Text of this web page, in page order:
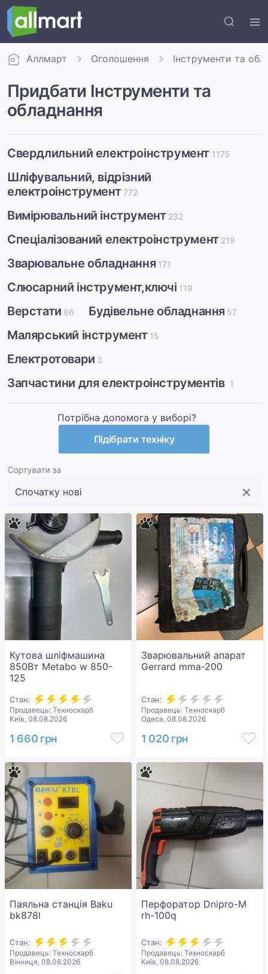
Аллмарт Оголошення Інструменти та
Придбати Інструменти та
обладнання
Свердлильний електроінструмент 1175
Шліфувальний, відрізний
електроінструмент 772
Вимірювальний інструмент 232
Спеціалізований електроінструмент 219
Зварювальне обладнання 171
Слюсарний інструмент,ключі 119
Верстати 86 Будівельне обладнання 57
Малярський інструмент 15
Електротовари 3
Запчастини для електроінструментів 1
Потрібна допомога у виборі?
Підібрати техніку
Сортувати за
Кутова шліфмашина
850Вт Metabo w 850-
125
Стан:
Продавець: Техноскарб
Київ, 08.08.2026
1 660 грн
Зварювальний апарат
Gerrard mma-200
Стан:
Продавець: Техноскарб
Одеса, 08.08.2026
1 020 грн
Паяльна станція Baku
bk878l
Стан:
Продавець: Техноскарб
Вінниця, 08.08.2026
Перфоратор Dnipro-M
rh-100q
Стан:
Продавець: Техноскарб
Київ, 08.08.2026